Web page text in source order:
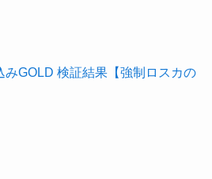
みGOLD 検証結果【強制ロスカの